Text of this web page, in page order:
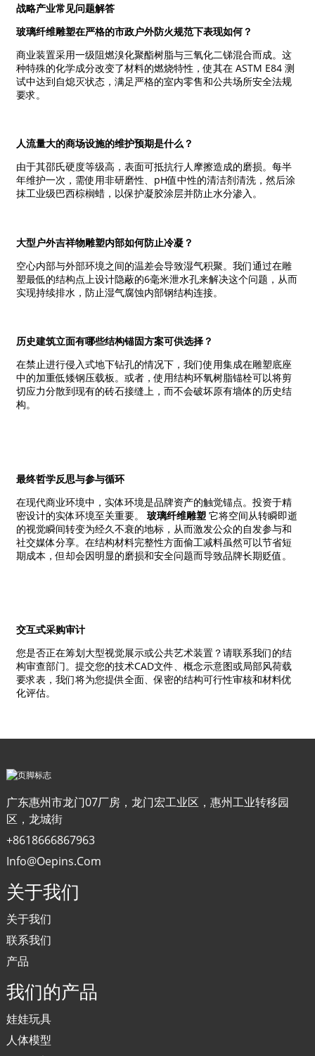
战略产业常见问题解答
玻璃纤维雕塑在严格的市政户外防火规范下表现如何？
商业装置采用一级阻燃溴化聚酯树脂与三氧化二锑混合而成。这
种特殊的化学成分改变了材料的燃烧特性，使其在 ASTM E84 测
试中达到自熄灭状态，满足严格的室内零售和公共场所安全法规
要求。
人流量大的商场设施的维护预期是什么？
由于其邵氏硬度等级高，表面可抵抗行人摩擦造成的磨损。每半
年维护一次，需使用非研磨性、pH值中性的清洁剂清洗，然后涂
抹工业级巴西棕榈蜡，以保护凝胶涂层并防止水分渗入。
大型户外吉祥物雕塑内部如何防止冷凝？
空心内部与外部环境之间的温差会导致湿气积聚。我们通过在雕
塑最低的结构点上设计隐蔽的6毫米泄水孔来解决这个问题，从而
实现持续排水，防止湿气腐蚀内部钢结构连接。
历史建筑立面有哪些结构锚固方案可供选择？
在禁止进行侵入式地下钻孔的情况下，我们使用集成在雕塑底座
中的加重低矮钢压载板。或者，使用结构环氧树脂锚栓可以将剪
切应力分散到现有的砖石接缝上，而不会破坏原有墙体的历史结
构。
最终哲学反思与参与循环
在现代商业环境中，实体环境是品牌资产的触觉锚点。投资于精
密设计的实体环境至关重要。 玻璃纤维雕塑它将空间从转瞬即逝
的视觉瞬间转变为经久不衰的地标，从而激发公众的自发参与和
社交媒体分享。在结构材料完整性方面偷工减料虽然可以节省短
期成本，但却会因明显的磨损和安全问题而导致品牌长期贬值。
交互式采购审计
您是否正在筹划大型视觉展示或公共艺术装置？请联系我们的结
构审查部门。提交您的技术CAD文件、概念示意图或局部风荷载
要求表，我们将为您提供全面、保密的结构可行性审核和材料优
化评估。
广东惠州市龙门07厂房，龙门宏工业区，惠州工业转移园
区，龙城街
+8618666867963
Info@oepins.com
关于我们
关于我们
联系我们
产品
我们的产品
娃娃玩具
人体模型